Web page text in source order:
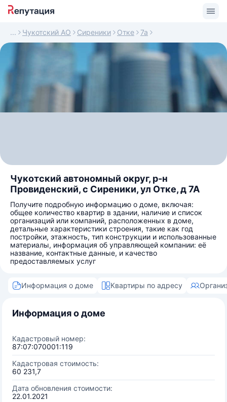
Чукотский АО Сиреники Отке 7а
Чукотский автономный округ, р-н
Провиденский, с Сиреники, ул Отке, д 7А
Получите подробную информацию о доме, включая:
общее количество квартир в здании, наличие и список
организаций или компаний, расположенных в доме,
детальные характеристики строения, такие как год
постройки, этажность, тип конструкции и использованные
материалы, информация об управляющей компании: её
название, контактные данные, и качество
предоставляемых услуг
Информация о доме Квартиры по адресу
Информация о доме
Кадастровый номер:
87:07:070001:119
Кадастровая стоимость:
60 231,7
Дата обновления стоимости:
22.01.2021